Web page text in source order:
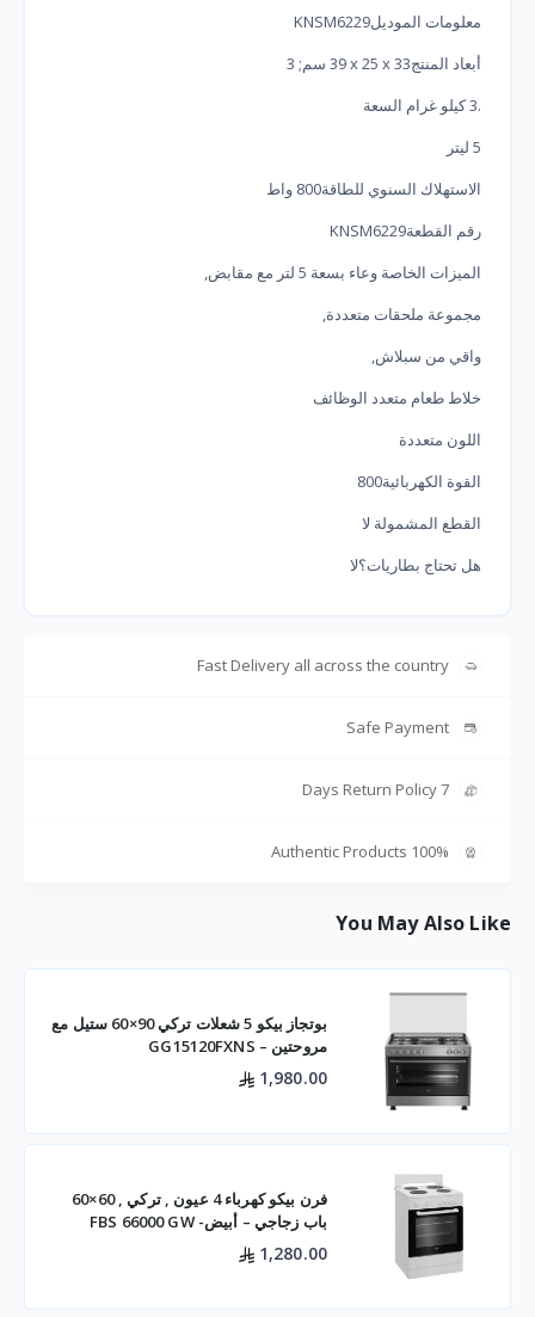
معلومات الموديل‎KNSM6229
أبعاد المنتج‎39 x 25 x 33 سم; 3
.3 كيلو غرام السعة
‎5 ليتر
الاستهلاك السنوي للطاقة‎800 واط
رقم القطعة‎KNSM6229
الميزات الخاصة ‎وعاء بسعة 5 لتر مع مقابض,
مجموعة ملحقات متعددة,
واقي من سبلاش,
خلاط طعام متعدد الوظائف
اللون ‎متعددة
القوة الكهربائية‎800
القطع المشمولة‎ لا
هل تحتاج بطاريات؟‎لا
Fast Delivery all across the country
Safe Payment
7 Days Return Policy
100% Authentic Products
You May Also Like
بوتجاز بيكو 5 شعلات تركي 90×60 ستيل مع
مروحتين – GG15120FXNS
1,980.00
فرن بيكو كهرباء 4 عيون , تركي , 60×60
باب زجاجي – أبيض- FBS 66000 GW
1,280.00